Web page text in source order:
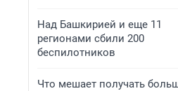
Над Башкирией и еще 11
регионами сбили 200
беспилотников
Что мешает получать